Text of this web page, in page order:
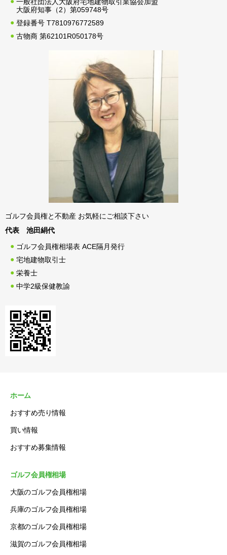
大阪府知事（2）第059748号
登録番号 T7810976772589
古物商 第62101R050178号
ゴルフ会員権と不動産 お気軽にご相談下さい
代表 池田絹代
ゴルフ会員権相場表 ACE隔月発行
宅地建物取引士
栄養士
中学2級保健教諭
ホーム
おすすめ売り情報
買い情報
おすすめ募集情報
ゴルフ会員権相場
大阪のゴルフ会員権相場
兵庫のゴルフ会員権相場
京都のゴルフ会員権相場
滋賀のゴルフ会員権相場